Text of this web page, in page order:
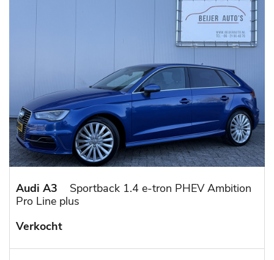
Audi A3
Sportback 1.4 e-tron PHEV Ambition
Pro Line plus
Verkocht